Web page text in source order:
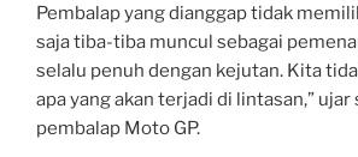
Pembalap yang dianggap tidak
saja tiba-tiba muncul sebagai
selalu penuh dengan kejutan. Kita
apa yang akan terjadi di lintasan,”
pembalap Moto GP.